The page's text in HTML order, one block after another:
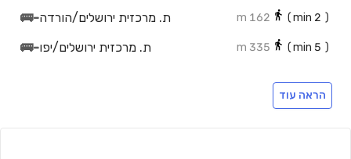
(
2
162 m ת. מרכזית ירושלים/הורדה-
🚌
(
5
335 m ת. מרכזית ירושלים/יפו-
🚌
(
6
min)
הראה עוד